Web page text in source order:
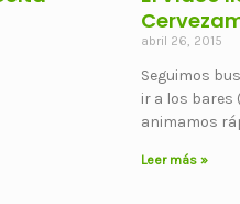
abril 26, 2015
Seguimos
ir a los bares
animamos
Leer más »